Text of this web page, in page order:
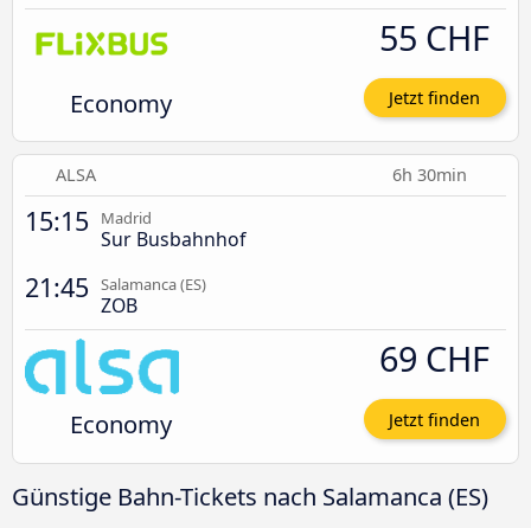
Economy
55 CHF
Jetzt finden
ALSA 6h 30min
15:15 Madrid
Sur Busbahnhof
21:45 Salamanca (ES)
ZOB
Economy
69 CHF
Jetzt finden
Günstige Bahn-Tickets nach Salamanca (ES)